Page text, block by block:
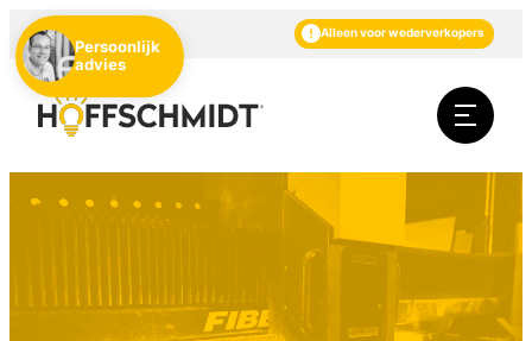
NL DE Alleen voor wederverkopers
Persoonlijk
advies